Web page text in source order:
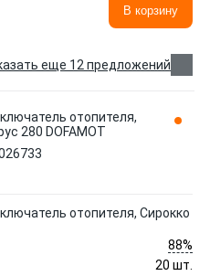
В корзину
еще 12 предложений
отопителя,
280 DOFAMOT
отопителя, Сирокко
88%
20 шт.